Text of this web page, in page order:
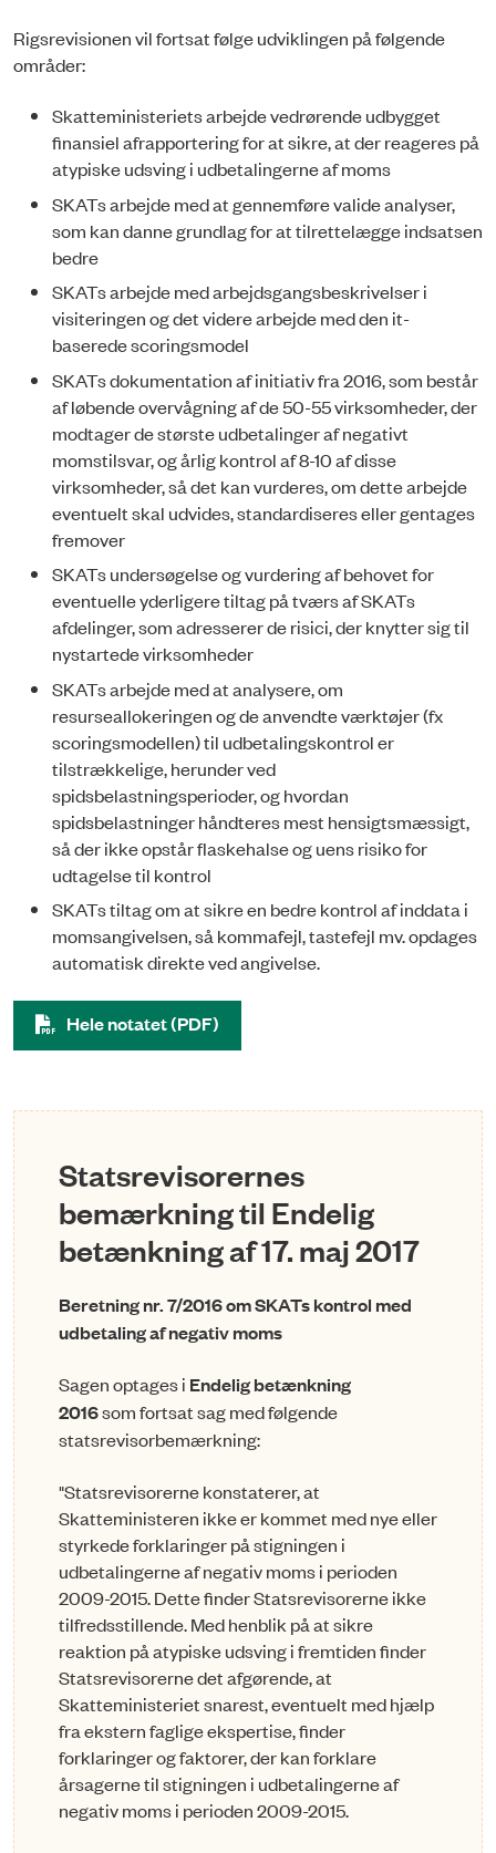
Rigsrevisionen vil fortsat følge udviklingen på følgende
områder:
Skatteministeriets arbejde vedrørende udbygget
finansiel afrapportering for at sikre, at der reageres på
atypiske udsving i udbetalingerne af moms
SKATs arbejde med at gennemføre valide analyser,
som kan danne grundlag for at tilrettelægge indsatsen
bedre
SKATs arbejde med arbejdsgangsbeskrivelser i
visiteringen og det videre arbejde med den it-
baserede scoringsmodel
SKATs dokumentation af initiativ fra 2016, som består
af løbende overvågning af de 50-55 virksomheder, der
modtager de største udbetalinger af negativt
momstilsvar, og årlig kontrol af 8-10 af disse
virksomheder, så det kan vurderes, om dette arbejde
eventuelt skal udvides, standardiseres eller gentages
fremover
SKATs undersøgelse og vurdering af behovet for
eventuelle yderligere tiltag på tværs af SKATs
afdelinger, som adresserer de risici, der knytter sig til
nystartede virksomheder
SKATs arbejde med at analysere, om
resurseallokeringen og de anvendte værktøjer (fx
scoringsmodellen) til udbetalingskontrol er
tilstrækkelige, herunder ved
spidsbelastningsperioder, og hvordan
spidsbelastninger håndteres mest hensigtsmæssigt,
så der ikke opstår flaskehalse og uens risiko for
udtagelse til kontrol
SKATs tiltag om at sikre en bedre kontrol af inddata i
momsangivelsen, så kommafejl, tastefejl mv. opdages
automatisk direkte ved angivelse.
Hele notatet (PDF)
Statsrevisorernes
bemærkning til Endelig
betænkning af 17. maj 2017
Beretning nr. 7/2016 om SKATs kontrol med
udbetaling af negativ moms
Sagen optages i Endelig betænkning
2016som fortsat sag med følgende
statsrevisorbemærkning:
"Statsrevisorerne konstaterer, at
Skatteministeren ikke er kommet med nye eller
styrkede forklaringer på stigningen i
udbetalingerne af negativ moms i perioden
2009-2015. Dette finder Statsrevisorerne ikke
tilfredsstillende. Med henblik på at sikre
reaktion på atypiske udsving i fremtiden finder
Statsrevisorerne det afgørende, at
Skatteministeriet snarest, eventuelt med hjælp
fra ekstern faglige ekspertise, finder
forklaringer og faktorer, der kan forklare
årsagerne til stigningen i udbetalingerne af
negativ moms i perioden 2009-2015.